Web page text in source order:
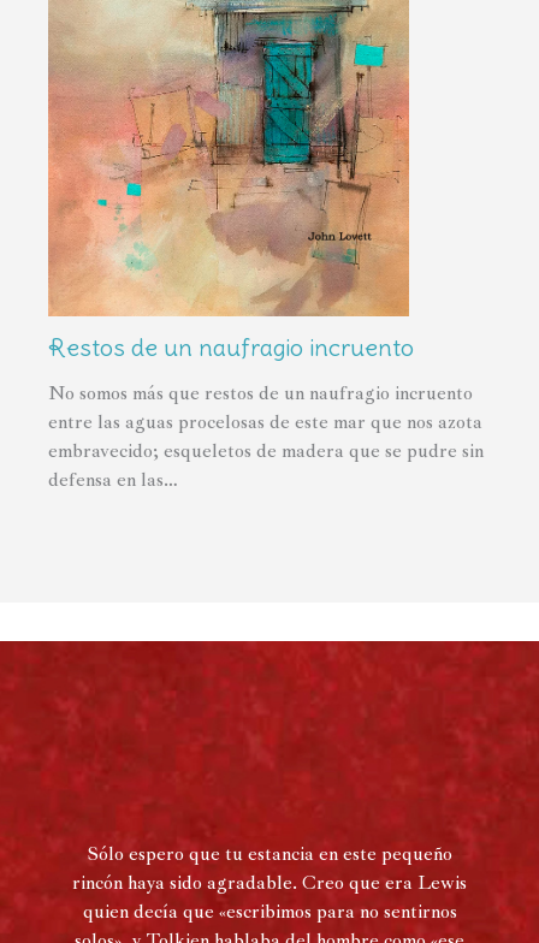
Restos de un naufragio incruento
No somos más que restos de un naufragio incruento
entre las aguas procelosas de este mar que nos azota
embravecido; esqueletos de madera que se pudre sin
defensa en las…
Sólo espero que tu estancia en este pequeño
rincón haya sido agradable. Creo que era Lewis
quien decía que «escribimos para no sentirnos